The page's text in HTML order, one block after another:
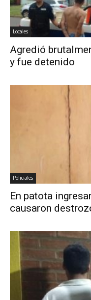
Locales
Agredió
y fue detenido
Policiales
En patota
causaron